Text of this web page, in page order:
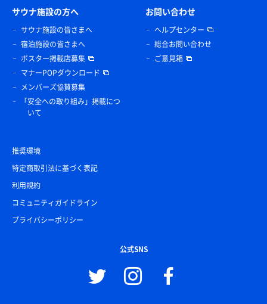
サウナ施設の方へ
サウナ施設の皆さまへ
宿泊施設の皆さまへ
ポスター掲載店募集
マナーPOPダウンロード
メンバーズ協賛募集
「安全への取り組み」掲載につ
いて
お問い合わせ
ヘルプセンター
総合お問い合わせ
ご意見箱
推奨環境
特定商取引法に基づく表記
利用規約
コミュニティガイドライン
プライバシーポリシー
公式SNS